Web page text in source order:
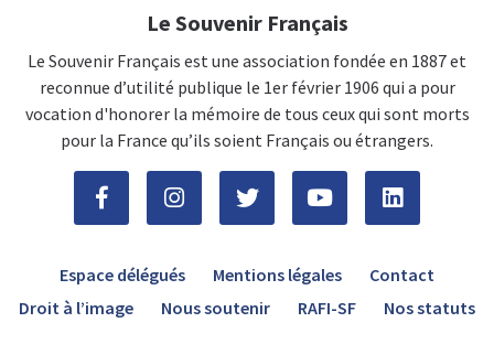
Le Souvenir Français
Le Souvenir Français est une association fondée en 1887 et
reconnue d’utilité publique le 1er février 1906 qui a pour
vocation d'honorer la mémoire de tous ceux qui sont morts
pour la France qu’ils soient Français ou étrangers.
Espace délégués Mentions légales
Contact
Droit à l’image
Nous soutenir RAFI-SF Nos statuts